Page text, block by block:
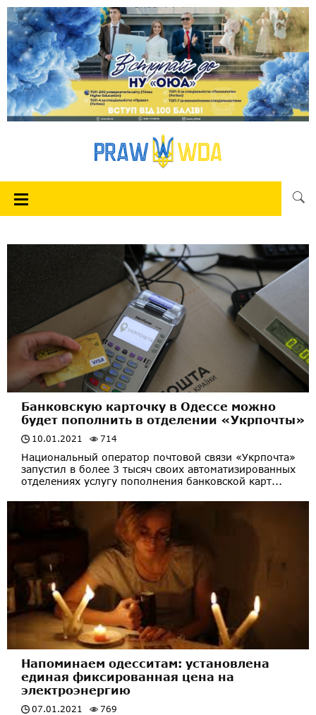
Банковскую карточку в Одессе можно
будет пополнить в отделении «Укрпочты»
10.01.2021 714
Национальный оператор почтовой связи «Укрпочта»
запустил в более 3 тысяч своих автоматизированных
отделениях услугу пополнения банковской карт...
Напоминаем одесситам: установлена
единая фиксированная цена на
электроэнергию
07.01.2021 769